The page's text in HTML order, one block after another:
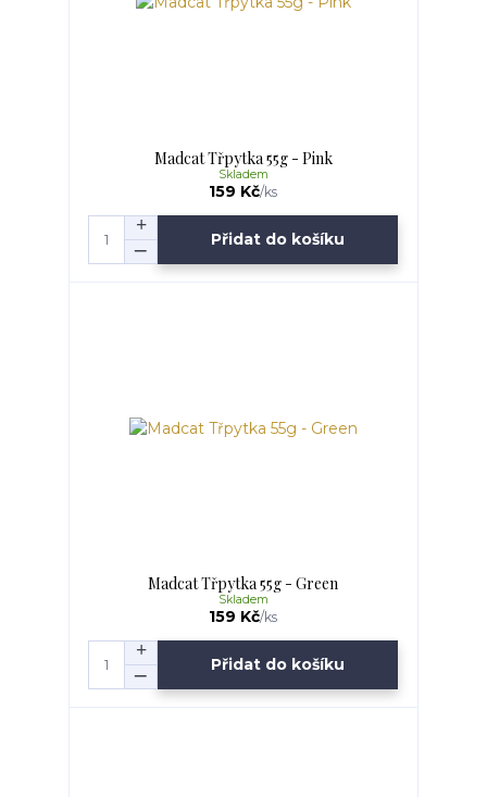
Madcat Třpytka 55g - Pink
159 Kč/ks
Skladem
Přidat do košíku
Madcat Třpytka 55g - Green
159 Kč/ks
Skladem
Přidat do košíku